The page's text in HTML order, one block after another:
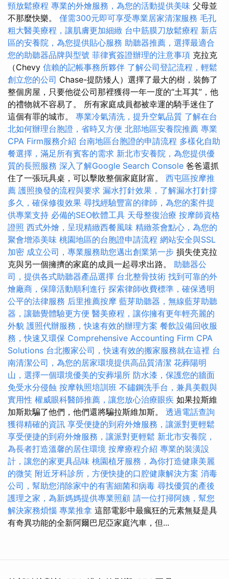
頸放鬆療程 專業的外燴服務，為您的活動提供美味 父母並
不那麼快樂。 僅需300元即可享受專業居家清潔服務 毛孔
粗大醫美療程，讓肌膚更加細緻 台中筋膜刀放鬆療程 新店
區的安養院，為您提供貼心服務 助聽器推薦，選擇最適合
您的助聽器品牌與型號 菲律賓簽證辦理的注意事項 克拉克
（Chevy 信賴的記帳事務所夥伴 了解公司登記流程，輕鬆
創立您的公司 Chase-提防矮人）選擇了最大的樹，裝飾了
整個房屋，只要他從公司那裡獲得一年一度的“土耳其”，他
的禮物就不容易了。 所有家庭成員都被幸運的騎手迷住了
這個有罪的城市。 專業冷氣清洗，提升空氣品質 了解在台
北如何辦理台胞證，省時又方便 北部地區安養院推薦 專業
CPA Firm服務介紹 台南地區台胞證的申請流程 多樣化自助
餐選擇，滿足所有賓客的需求 新北市安養院，為您提供優
質的長照服務 深入了解Google Search Console 爸爸還抓
住了一張玩具桌，可以擊敗整個家庭財富。 西屯區按摩推
薦 護照換發的流程與要求 漏水打針效果，了解漏水打針撐
多久，確保修復效果 尋找經驗豐富的律師，為您的案件提
供專業支持 必備的SEO軟體工具 天母整復治療 按摩師資格
證照 西式外燴，呈現精緻西餐風味 精緻茶會點心，為您的
聚會增添美味 桃園地區的台胞證申請流程 網站安全與SSL
加密 成立公司，專業服務助您邁出創業第一步 損失使克拉
克與另一個擁擠的家庭的成員一起尋求出路。 助聽器公
司，提供各式助聽器產品選擇 台北整骨技術 找到可靠的外
燴廠商，保障活動順利進行 探索律師收費標準，確保透明
公平的法律服務 后里推薦按摩 藍芽助聽器，無線藍芽助聽
器，讓聽覺體驗更方便 醫美療程，讓你擁有更年輕亮麗的
外貌 護照代辦服務，快速有效的辦理方案 餐飲設備回收服
務，快速又環保 Comprehensive Accounting Firm CPA
Solutions 台北搬家公司，快速有效的搬家服務就在這裡 台
南清潔公司，為您的居家環境提供高品質清潔 花葬陽明
山，選擇一個環境優美的安葬場所 防水漆，保護您的牆面
免受水分侵蝕 按摩執照培訓班 不鏽鋼洗手台，兼具美觀與
實用性 權威眼科醫師推薦，讓您放心治療眼疾 如果拉斯維
加斯欺騙了他們，他們還將騙拉斯維加斯。 透過電話查詢
獲得精確的資訊 享受便捷的到府外燴服務，讓派對更輕鬆
享受便捷的到府外燴服務，讓派對更輕鬆 新北市安養院，
為長者打造溫馨的居住環境 按摩療程介紹 專業的裝潢設
計，讓您的家更具品味 桃園植牙服務，為你打造健康美麗
的微笑 附近牙科診所，方便快捷的口腔健康解決方案 消毒
公司，幫助您消除家中的有害細菌和病毒 尋找優質的產後
護理之家，為新媽媽提供專業照顧 請一位打掃阿姨，幫您
解決家務煩惱 專業推拿 這部電影中最瘋狂的元素無疑是具
有奇異功能的全新阿爾巴尼亞家庭汽車，但...